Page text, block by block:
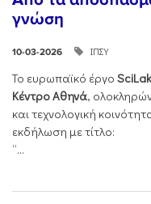
γνώση
10-03-2026 ΙΠΣΥ
Το ευρωπαϊκό έργο
Κέντρο Αθηνά,
και τεχνολογική
εκδήλωση με τίτλο:
“...